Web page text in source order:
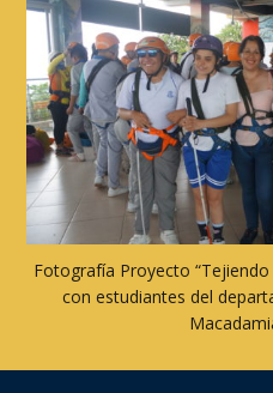
Fotografía Proyecto
con estudiantes del